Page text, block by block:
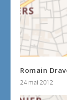
Romain
24 mai 2012